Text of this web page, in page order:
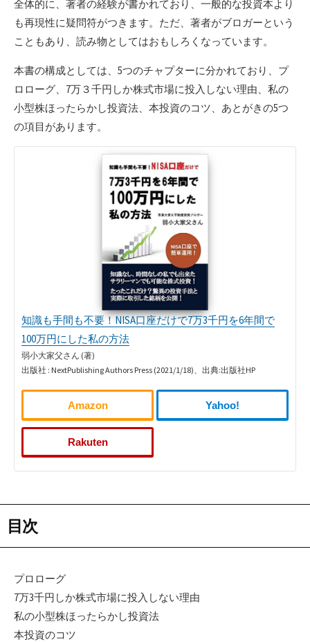
全体的に、著者の経験が書かれており、一般的な投資本より
も再現性に疑問符がつきます。ただ、著者がブロガーという
こともあり、読み物としてはおもしろくなっています。
本書の構成としては、5つのチャプターに分かれており、プ
ロローグ、7万３千円しか株式市場に投入しない理由、私の
小型株ほったらかし投資法、本投資のコツ、あとがきの5つ
の項目があります。
知識も手間も不要！NISA口座だけで7万3千円を6年間で
100万円にした私の方法
弱小大家父さん (著)
出版社 : NextPublishing Authors Press (2021/1/18)、出典:出版社HP
Amazon Yahoo!
Rakuten
目次
プロローグ
7万3千円しか株式市場に投入しない理由
私の小型株ほったらかし投資法
本投資のコツ